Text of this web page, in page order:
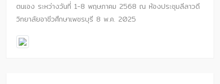
ตนเอง ระหว่างวันที่ 1-8 พฤษภาคม 2568 ณ ห้องประชุมลีลาวดี
วิทยาลัยอาชีวศึกษาเพชรบุรี 8 พ.ค. 2025